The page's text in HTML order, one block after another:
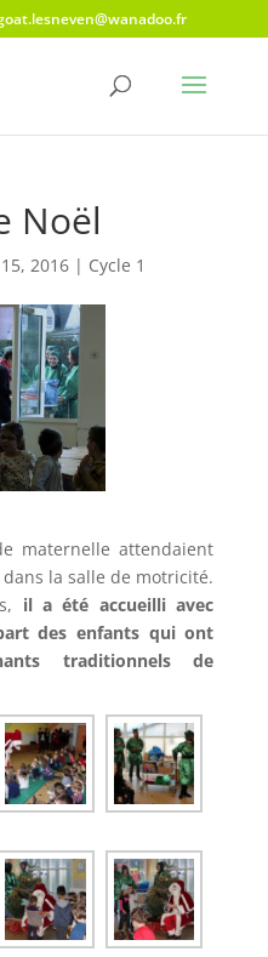
Noël
2016| Cycle 1
maternelle attendaient
la salle de motricité.
il a été accueilli avec
des enfants qui ont
traditionnels de